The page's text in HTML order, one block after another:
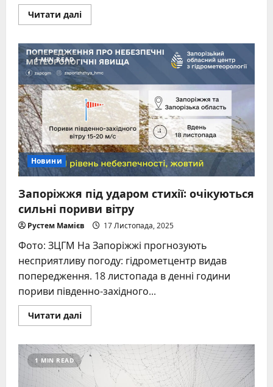
Читати даліRead
more
Запоріжжі
до
зими
підготували
404
пункти
незламності:
вони
працюватимуть
як
пункти
обігріву
1 MIN READ
Новини
Запоріжжя під ударом стихії: очікуються
сильні пориви вітру
Рустем Мамієв 17 Листопада, 2025
Фото: ЗЦГМ На Запоріжжі прогнозують
несприятливу погоду: гідрометцентр видав
попередження. 18 листопада в денні години
пориви південно-західного...
Читати даліRead
more
під
ударом
стихії:
очікуються
сильні
1 MIN READ